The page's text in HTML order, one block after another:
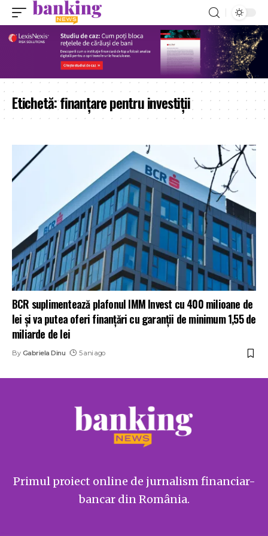
Etichetă:finanțare pentru investiții
BCR suplimentează plafonul IMM Invest cu 400 milioane de
lei și va putea oferi finanțări cu garanții de minimum 1,55 de
miliarde de lei
By Gabriela Dinu 5 ani ago
Primul proiect online de jurnalism financiar-
bancar din România.